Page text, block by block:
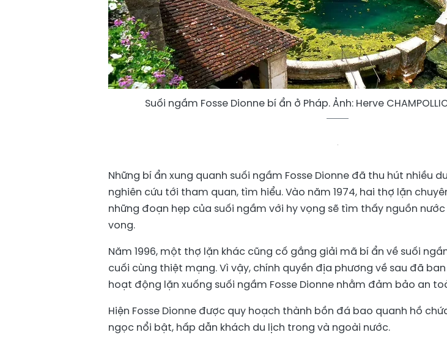
Suối ngầm Fosse Dionne bí ẩn ở Pháp. Ảnh: Herve
Những bí ẩn xung quanh suối ngầm Fosse Dionne đã thu hút nhiều
nghiên cứu tới tham quan, tìm hiểu. Vào năm 1974, hai thợ lặn
những đoạn hẹp của suối ngầm với hy vọng sẽ tìm thấy nguồn
vong.
Năm 1996, một thợ lặn khác cũng cố gắng giải mã bí ẩn về suối
cuối cùng thiệt mạng. Vì vậy, chính quyền địa phương về sau đã
hoạt động lặn xuống suối ngầm Fosse Dionne nhằm đảm bảo an
Hiện Fosse Dionne được quy hoạch thành bồn đá bao quanh hồ
ngọc nổi bật, hấp dẫn khách du lịch trong và ngoài nước.